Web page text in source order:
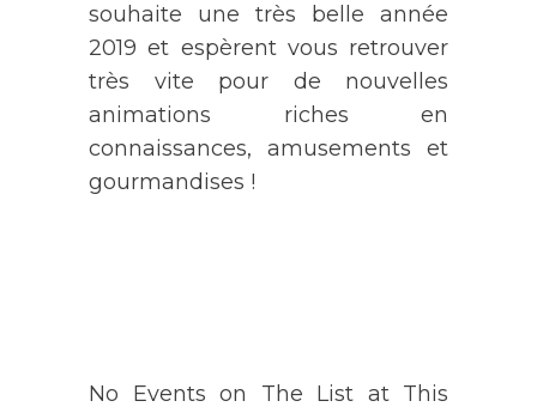
souhaite une très belle année
2019 et espèrent vous retrouver
très vite pour de nouvelles
animations riches en
connaissances, amusements et
gourmandises !
No Events on The List at This